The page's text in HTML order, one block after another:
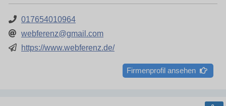
017654010964
webferenz@gmail.com
https://www.webferenz.de/
Firmenprofil ansehen